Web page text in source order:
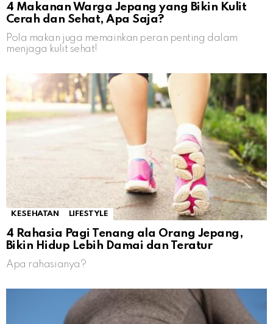
4 Makanan Warga Jepang yang Bikin Kulit
Cerah dan Sehat, Apa Saja?
Pola makan juga memainkan peran penting dalam
menjaga kulit sehat!
KESEHATAN LIFESTYLE
4 Rahasia Pagi Tenang ala Orang Jepang,
Bikin Hidup Lebih Damai dan Teratur
Apa rahasianya?